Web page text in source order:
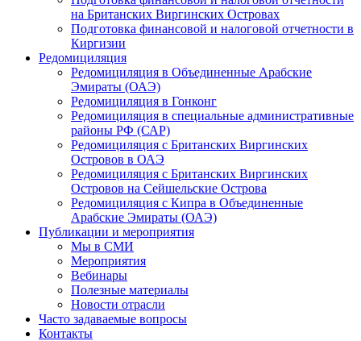
на Британских Виргинских Островах
Подготовка финансовой и налоговой отчетности в
Киргизии
Редомициляция
Редомициляция в Объединенные Арабские
Эмираты (ОАЭ)
Редомициляция в Гонконг
Редомициляция в специальные административные
районы РФ (САР)
Редомициляция с Британских Виргинских
Островов в ОАЭ
Редомициляция с Британских Виргинских
Островов на Сейшельские Острова
Редомициляция с Кипра в Объединенные
Арабские Эмираты (ОАЭ)
Публикации и мероприятия
Мы в СМИ
Мероприятия
Вебинары
Полезные материалы
Новости отрасли
Часто задаваемые вопросы
Контакты